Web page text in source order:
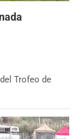
Trofeo de